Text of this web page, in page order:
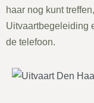
haar nog kunt
Uitvaartbegeleiding
de telefoon.